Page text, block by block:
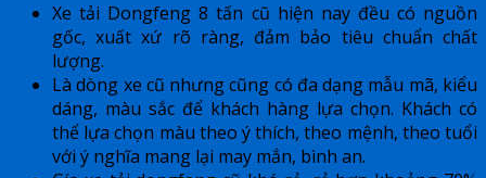
Xe tải Dongfeng 8 tấn cũ hiện nay đều có nguồn
gốc, xuất xứ rõ ràng, đảm bảo tiêu chuẩn chất
lượng.
Là dòng xe cũ nhưng cũng có đa dạng mẫu mã, kiểu
dáng, màu sắc để khách hàng lựa chọn. Khách có
thể lựa chọn màu theo ý thích, theo mệnh, theo tuổi
với ý nghĩa mang lại may mắn, bình an.